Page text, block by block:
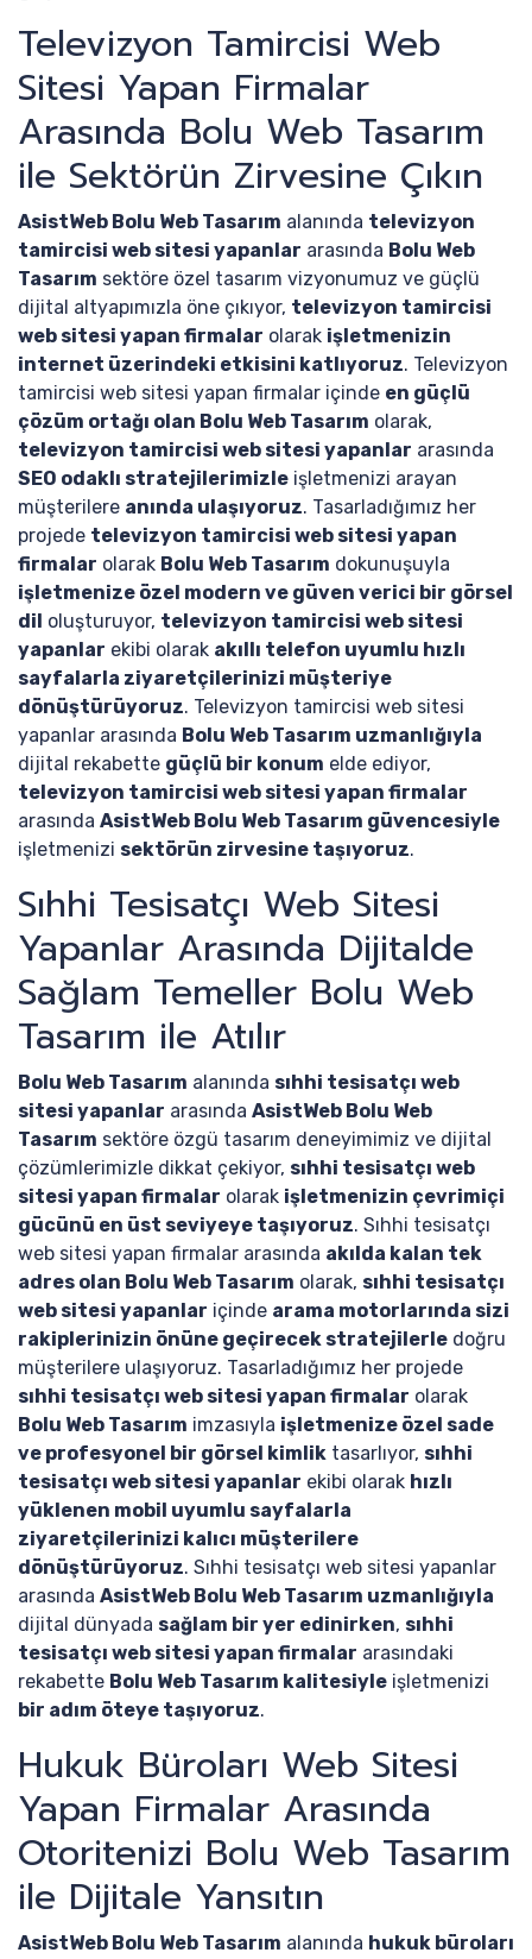
Televizyon Tamircisi Web
Sitesi Yapan Firmalar
Arasında Bolu Web Tasarım
ile Sektörün Zirvesine Çıkın
AsistWeb Bolu Web Tasarım alanında televizyon
tamircisi web sitesi yapanlar arasında Bolu Web
Tasarım sektöre özel tasarım vizyonumuz ve güçlü
dijital altyapımızla öne çıkıyor, televizyon tamircisi
web sitesi yapan firmalar olarak işletmenizin
internet üzerindeki etkisini katlıyoruz. Televizyon
tamircisi web sitesi yapan firmalar içinde en güçlü
çözüm ortağı olan Bolu Web Tasarım olarak,
televizyon tamircisi web sitesi yapanlar arasında
SEO odaklı stratejilerimizle işletmenizi arayan
müşterilere anında ulaşıyoruz. Tasarladığımız her
projede televizyon tamircisi web sitesi yapan
firmalar olarak Bolu Web Tasarım dokunuşuyla
işletmenize özel modern ve güven verici bir görsel
dil oluşturuyor, televizyon tamircisi web sitesi
yapanlar ekibi olarak akıllı telefon uyumlu hızlı
sayfalarla ziyaretçilerinizi müşteriye
dönüştürüyoruz. Televizyon tamircisi web sitesi
yapanlar arasında Bolu Web Tasarım uzmanlığıyla
dijital rekabette güçlü bir konum elde ediyor,
televizyon tamircisi web sitesi yapan firmalar
arasında AsistWeb Bolu Web Tasarım güvencesiyle
işletmenizi sektörün zirvesine taşıyoruz.
Sıhhi Tesisatçı Web Sitesi
Yapanlar Arasında Dijitalde
Sağlam Temeller Bolu Web
Tasarım ile Atılır
Bolu Web Tasarım alanında sıhhi tesisatçı web
sitesi yapanlar arasında AsistWeb Bolu Web
Tasarım sektöre özgü tasarım deneyimimiz ve dijital
çözümlerimizle dikkat çekiyor, sıhhi tesisatçı web
sitesi yapan firmalar olarak işletmenizin çevrimiçi
gücünü en üst seviyeye taşıyoruz. Sıhhi tesisatçı
web sitesi yapan firmalar arasında akılda kalan tek
adres olan Bolu Web Tasarım olarak, sıhhi tesisatçı
web sitesi yapanlar içinde arama motorlarında sizi
rakiplerinizin önüne geçirecek stratejilerle doğru
müşterilere ulaşıyoruz. Tasarladığımız her projede
sıhhi tesisatçı web sitesi yapan firmalar olarak
Bolu Web Tasarım imzasıyla işletmenize özel sade
ve profesyonel bir görsel kimlik tasarlıyor, sıhhi
tesisatçı web sitesi yapanlar ekibi olarak hızlı
yüklenen mobil uyumlu sayfalarla
ziyaretçilerinizi kalıcı müşterilere
dönüştürüyoruz. Sıhhi tesisatçı web sitesi yapanlar
arasında AsistWeb Bolu Web Tasarım uzmanlığıyla
dijital dünyada sağlam bir yer edinirken, sıhhi
tesisatçı web sitesi yapan firmalar arasındaki
rekabette Bolu Web Tasarım kalitesiyle işletmenizi
bir adım öteye taşıyoruz.
Hukuk Büroları Web Sitesi
Yapan Firmalar Arasında
Otoritenizi Bolu Web Tasarım
ile Dijitale Yansıtın
AsistWeb Bolu Web Tasarım alanında hukuk büroları